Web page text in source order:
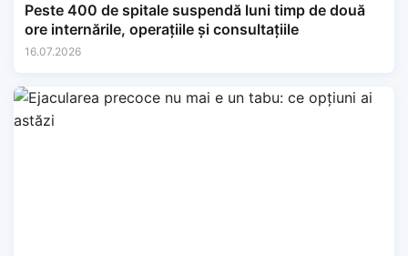
Peste 400 de spitale suspendă luni timp de două
ore internările, operațiile și consultațiile
16.07.2026